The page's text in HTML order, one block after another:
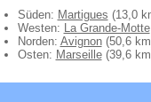
Süden: Martigues (13,0
Westen: La Grande-Motte
Norden: Avignon(50,6
Osten: Marseille(39,6